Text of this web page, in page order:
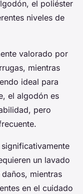
el poliéster
niveles de
valorado por
mientras
ideal para
el algodón es
pero
un lavado
mientras
en el cuidado